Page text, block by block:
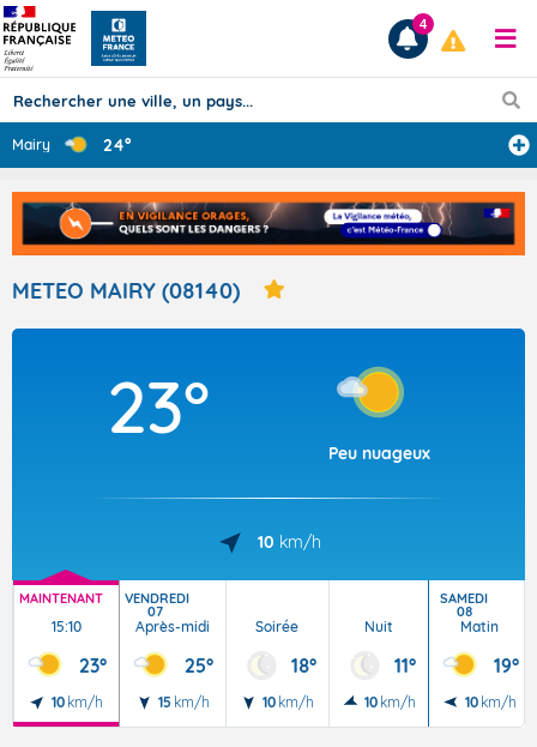
Prévisions
TOUS LES RÉSULTATS
Articles
4
Mairy 24°
METEO MAIRY (08140)
23°
Peu nuageux
10 km/h
MAINTENANT
15:10
23°
10 km/h
VENDREDI
07
Après-midi
25°
15 km/h
Soirée
18°
10 km/h
Nuit
11°
10 km/h
SAMEDI
08
Matin
19°
10 km/h